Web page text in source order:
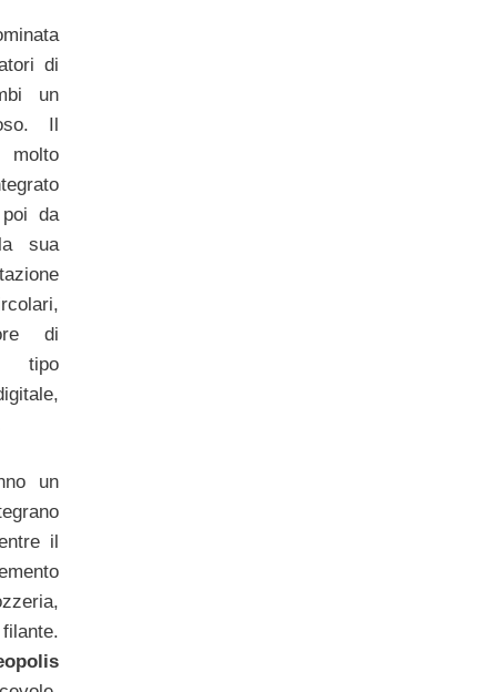
di
un
Il
da
sua
di
tipo
un
il